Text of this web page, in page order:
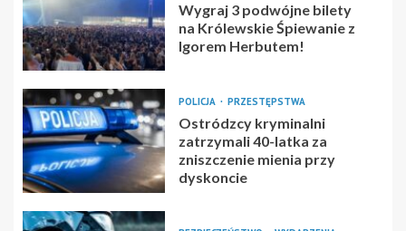
Wygraj 3 podwójne bilety
na Królewskie Śpiewanie z
Igorem Herbutem!
POLICJA PRZESTĘPSTWA
Ostródzcy kryminalni
zatrzymali 40-latka za
zniszczenie mienia przy
dyskoncie